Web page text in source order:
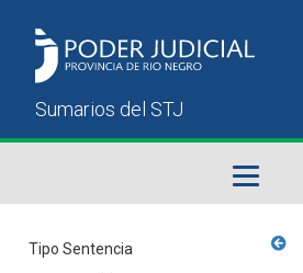
Tipo Sentencia